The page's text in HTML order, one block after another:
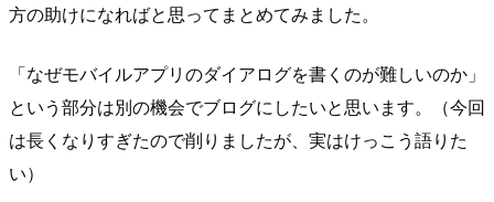
方の助けになればと思ってまとめてみました。
「なぜモバイルアプリのダイアログを書くのが難しいのか」
という部分は別の機会でブログにしたいと思います。（今回
は長くなりすぎたので削りましたが、実はけっこう語りた
い）